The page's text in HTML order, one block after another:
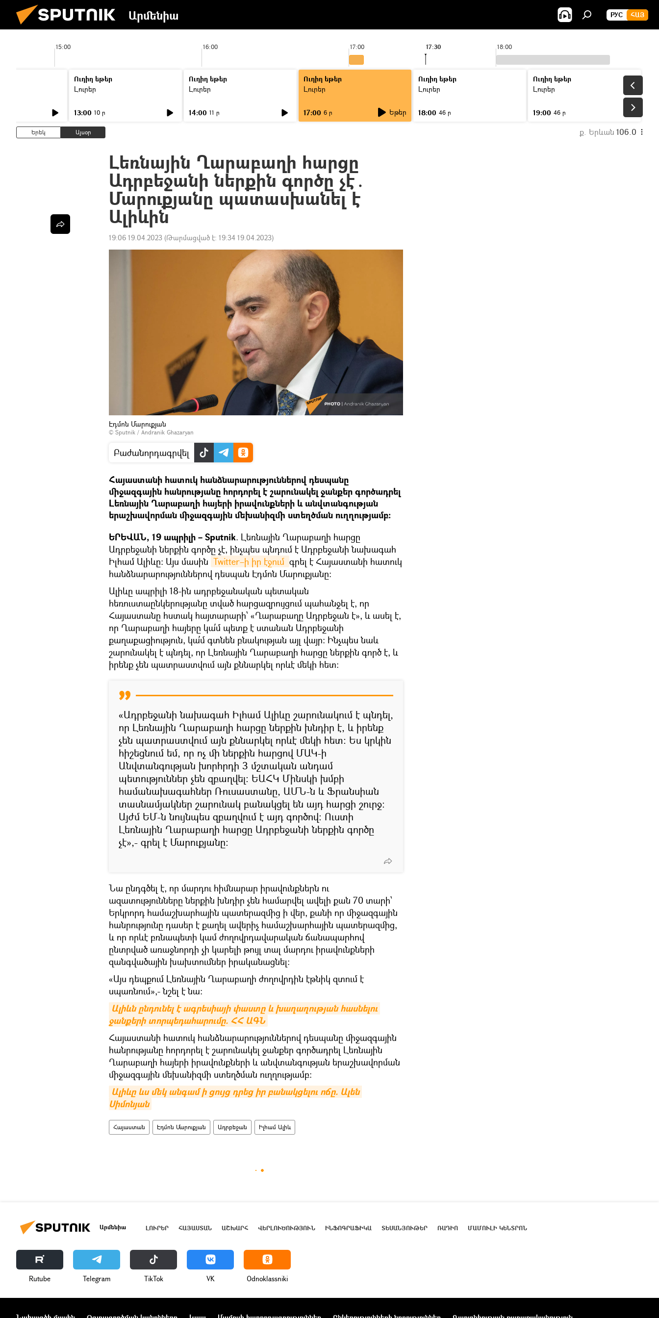
Արմենիա РУС ՀԱՅ
15:00 16:00 17:00 18:00
17:30
Ուղիղ եթեր
Լուրեր
13:00 10 ր
Ուղիղ եթեր
Լուրեր
14:00 11 ր
Ուղիղ եթեր
Լուրեր
17:00 6 ր Եթեր
Ուղիղ եթեր
Լուրեր
18:00 46 ր
Ուղիղ եթեր
Լուրեր
19:00 46 ր
Երեկ Այսօր ք. Երևան 106.0
Լեռնային Ղարաբաղի հարցը
Ադրբեջանի ներքին գործը չէ․
Մարուքյանը պատասխանել է
Ալիևին
19:06 19.04.2023 (Թարմացված է: 19:34 19.04.2023)
Էդմոն Մարուքյան
© Sputnik / Andranik Ghazaryan
Բաժանորդագրվել
Հայաստանի հատուկ հանձնարարություններով դեսպանը
միջազգային հանրությանը հորդորել է շարունակել ջանքեր գործադրել
Լեռնային Ղարաբաղի հայերի իրավունքների և անվտանգության
երաշխավորման միջազգային մեխանիզմի ստեղծման ուղղությամբ։
ԵՐԵՎԱՆ, 19 ապրիլի – Sputnik. Լեռնային Ղարաբաղի հարցը
Ադրբեջանի ներքին գործը չէ, ինչպես պնդում է Ադրբեջանի նախագահ
Իլհամ Ալիևը։ Այս մասին Twitter–ի իր էջում գրել է Հայաստանի հատուկ
հանձնարարություններով դեսպան Էդմոն Մարուքյանը։
Ալիևը ապրիլի 18-ին ադրբեջանական պետական
հեռուստաընկերությանը տված հարցազրույցում պահանջել է, որ
Հայաստանը հստակ հայտարարի՝ «Ղարաբաղը Ադրբեջան է», և ասել է,
որ Ղարաբաղի հայերը կա՛մ պետք է ստանան Ադրբեջանի
քաղաքացիություն, կա՛մ գտնեն բնակության այլ վայր։ Ինչպես նաև
շարունակել է պնդել, որ Լեռնային Ղարաբաղի հարցը ներքին գործ է, և
իրենք չեն պատրաստվում այն քննարկել որևէ մեկի հետ:
«Ադրբեջանի նախագահ Իլհամ Ալիևը շարունակում է պնդել,
որ Լեռնային Ղարաբաղի հարցը ներքին խնդիր է, և իրենք
չեն պատրաստվում այն քննարկել որևէ մեկի հետ։ Ես կրկին
հիշեցնում եմ, որ ոչ մի ներքին հարցով ՄԱԿ-ի
Անվտանգության խորհրդի 3 մշտական անդամ
պետություններ չեն զբաղվել։ ԵԱՀԿ Մինսկի խմբի
համանախագահներ Ռուսաստանը, ԱՄՆ-ն և Ֆրանսիան
տասնամյակներ շարունակ բանակցել են այդ հարցի շուրջ:
Այժմ ԵՄ-ն նույնպես զբաղվում է այդ գործով։ Ուստի
Լեռնային Ղարաբաղի հարցը Ադրբեջանի ներքին գործը
չէ»,- գրել է Մարուքյանը:
Նա ընդգծել է, որ մարդու հիմնարար իրավունքներն ու
ազատությունները ներքին խնդիր չեն համարվել ավելի քան 70 տարի՝
Երկրորդ համաշխարհային պատերազմից ի վեր, քանի որ միջազգային
հանրությունը դասեր է քաղել ավերիչ համաշխարհային պատերազմից,
և որ որևէ բռնապետի կամ ժողովրդավարական ճանապարհով
ընտրված առաջնորդի չի կարելի թույլ տալ մարդու իրավունքների
զանգվածային խախտումներ իրականացնել:
«Այս դեպքում Լեռնային Ղարաբաղի ժողովրդին էթնիկ զտում է
սպառնում»,- նշել է նա։
Ալիևն ընդունել է ագրեսիայի փաստը և խաղաղության հասնելու
ջանքերի տորպեդահարումը. ՀՀ ԱԳՆ
Հայաստանի հատուկ հանձնարարություններով դեսպանը միջազգային
հանրությանը հորդորել է շարունակել ջանքեր գործադրել Լեռնային
Ղարաբաղի հայերի իրավունքների և անվտանգության երաշխավորման
միջազգային մեխանիզմի ստեղծման ուղղությամբ։
Ալիևը ևս մեկ անգամ ի ցույց դրեց իր բանակցելու ոճը. Ալեն
Սիմոնյան
Հայաստան Էդմոն Մարուքյան Ադրբեջան Իլհամ Ալիև
Արմենիա ԼՈՒՐԵՐ ՀԱՅԱՍՏԱՆ ԱՇԽԱՐՀ ՎԵՐԼՈՒԾՈՒԹՅՈՒՆ ԻՆՖՈԳՐԱՖԻԿԱ ՏԵՍԱՆՅՈՒԹԵՐ ՌԱԴԻՈ ՄԱՄՈՒԼԻ ԿԵՆՏՐՈՆ
Rutube Telegram ТikТоk VK Odnoklassniki